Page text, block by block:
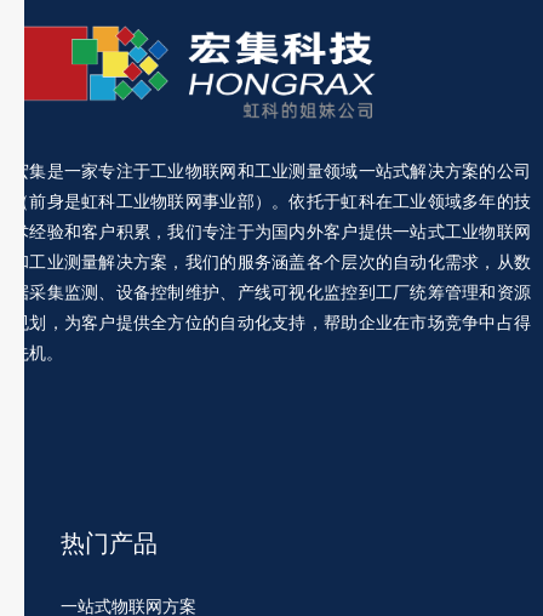
宏集是一家专注于工业物联网和工业测量领域一站式解决方案的公司
（前身是虹科工业物联网事业部）。依托于虹科在工业领域多年的技
术经验和客户积累，我们专注于为国内外客户提供一站式工业物联网
和工业测量解决方案，我们的服务涵盖各个层次的自动化需求，从数
据采集监测、设备控制维护、产线可视化监控到工厂统筹管理和资源
规划，为客户提供全方位的自动化支持，帮助企业在市场竞争中占得
先机。
热门产品
一站式物联网方案